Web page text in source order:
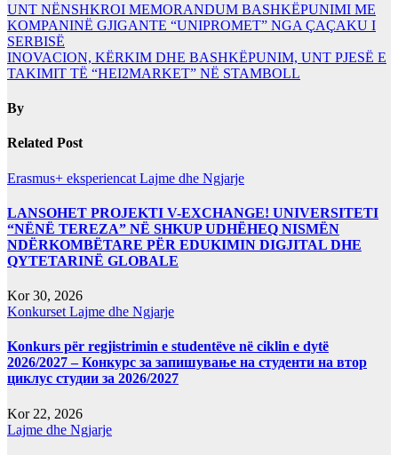
UNT NËNSHKROI MEMORANDUM BASHKËPUNIMI ME
KOMPANINË GJIGANTE “UNIPROMET” NGA ÇAÇAKU I
SERBISË
INOVACION, KËRKIM DHE BASHKËPUNIM, UNT PJESË E
TAKIMIT TË “HEI2MARKET” NË STAMBOLL
By
Related Post
Erasmus+ eksperiencat Lajme dhe Ngjarje
LANSOHET PROJEKTI V-EXCHANGE! UNIVERSITETI
“NËNË TEREZA” NË SHKUP UDHËHEQ NISMËN
NDËRKOMBËTARE PËR EDUKIMIN DIGJITAL DHE
QYTETARINË GLOBALE
Kor 30, 2026
Konkurset Lajme dhe Ngjarje
Konkurs për regjistrimin e studentëve në ciklin e dytë
2026/2027 – Конкурс за запишување на студенти на втор
циклус студии за 2026/2027
Kor 22, 2026
Lajme dhe Ngjarje